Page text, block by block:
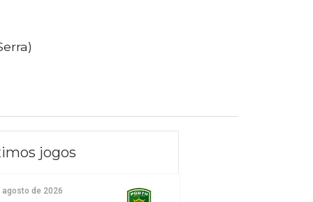
jogos
agosto de 2026